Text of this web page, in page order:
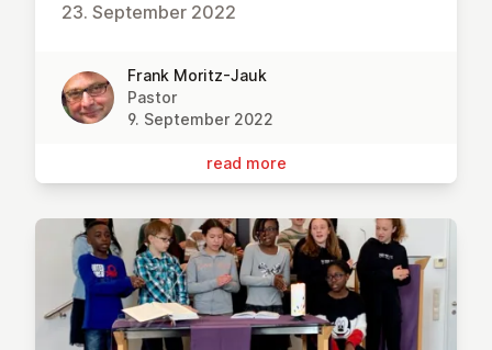
23. September 2022
Frank Moritz-Jauk
Pastor
9. September 2022
read more